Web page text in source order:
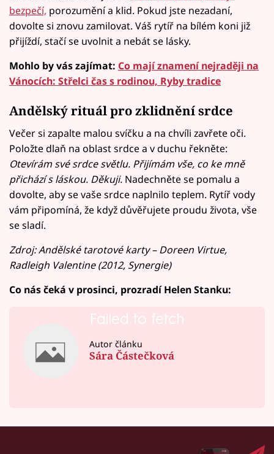
bezpečí, porozumění a klid. Pokud jste nezadaní,
dovolte si znovu zamilovat. Váš rytíř na bílém koni již
přijíždí, stačí se uvolnit a nebát se lásky.
Mohlo by vás zajímat: Co mají znamení nejraději na
Vánocích: Střelci čas s rodinou, Ryby tradice
Andělský rituál pro zklidnění srdce
Večer si zapalte malou svíčku a na chvíli zavřete oči.
Položte dlaň na oblast srdce a v duchu řekněte:
Otevírám své srdce světlu. Přijímám vše, co ke mně
přichází s láskou. Děkuji. Nadechněte se pomalu a
dovolte, aby se vaše srdce naplnilo teplem. Rytíř vody
vám připomíná, že když důvěřujete proudu života, vše
se sladí.
Zdroj: Andělské tarotové karty – Doreen Virtue,
Radleigh Valentine (2012, Synergie)
Co nás čeká v prosinci, prozradí Helen Stanku:
Failed to fetch
Autor článku
Sára Částečková